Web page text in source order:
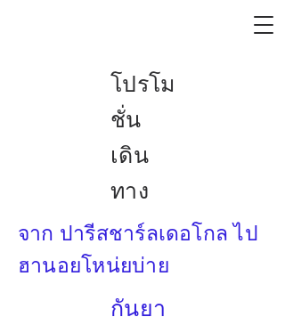
โปรโม
ชั่น
เดิน
ทาง
จาก ปารีสชาร์ลเดอโกล ไป
ฮานอยโหน่ยบ่าย
กันยา